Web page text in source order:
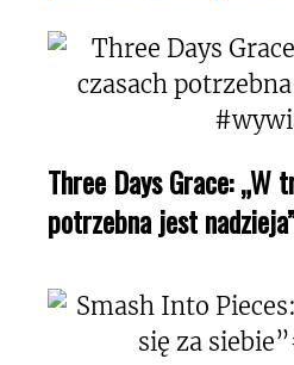
Three Days Grace: „W
potrzebna jest